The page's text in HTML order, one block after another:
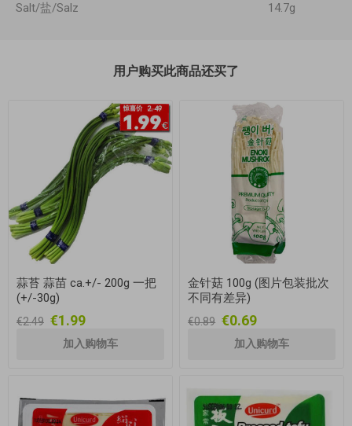
Salt/盐/Salz
14.7g
用户购买此商品还买了
蒜苔 蒜苗 ca.+/- 200g 一把
(+/-30g)
€2.49 €1.99
金针菇 100g (图片包装批次
不同有差异)
€0.89 €0.69